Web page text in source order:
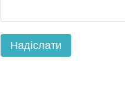
Надіслати